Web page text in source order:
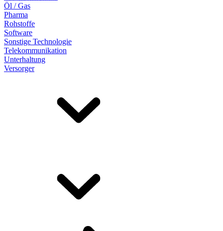
Öl / Gas
Pharma
Rohstoffe
Software
Sonstige Technologie
Telekommunikation
Unterhaltung
Versorger